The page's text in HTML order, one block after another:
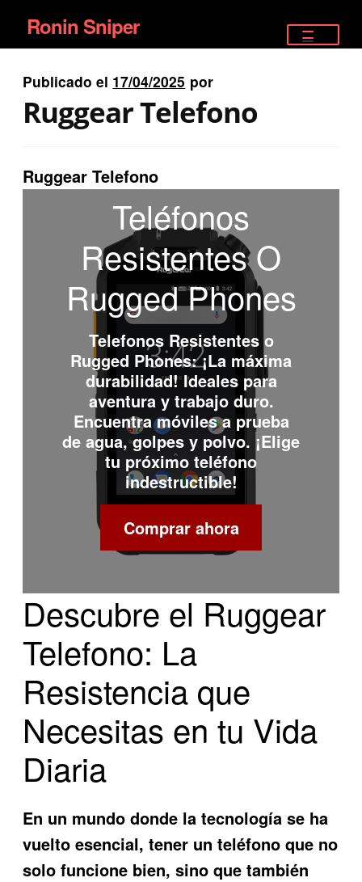
Ir
a
la
navegación
Ir
al
contenido
Ronin Sniper
PISTOLAS
RIFLES DEPORTIVOS
Publicado el 17/04/2025 por
Ruggear Telefono
Ruggear Telefono
Teléfonos
Resistentes O
Rugged Phones
Telefonos Resistentes o
Rugged Phones: ¡La máxima
durabilidad! Ideales para
aventura y trabajo duro.
Encuentra móviles a prueba
de agua, golpes y polvo. ¡Elige
tu próximo teléfono
indestructible!
Comprar ahora
Descubre el Ruggear
Telefono: La
Resistencia que
Necesitas en tu Vida
Diaria
En un mundo donde la tecnología se ha
vuelto esencial, tener un teléfono que no
solo funcione bien, sino que también